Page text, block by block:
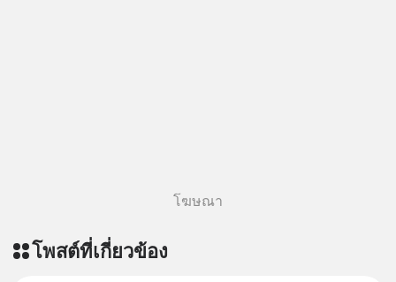
========================= 📣
=========================
โฆษณา
โพสต์ที่เกี่ยวข้อง